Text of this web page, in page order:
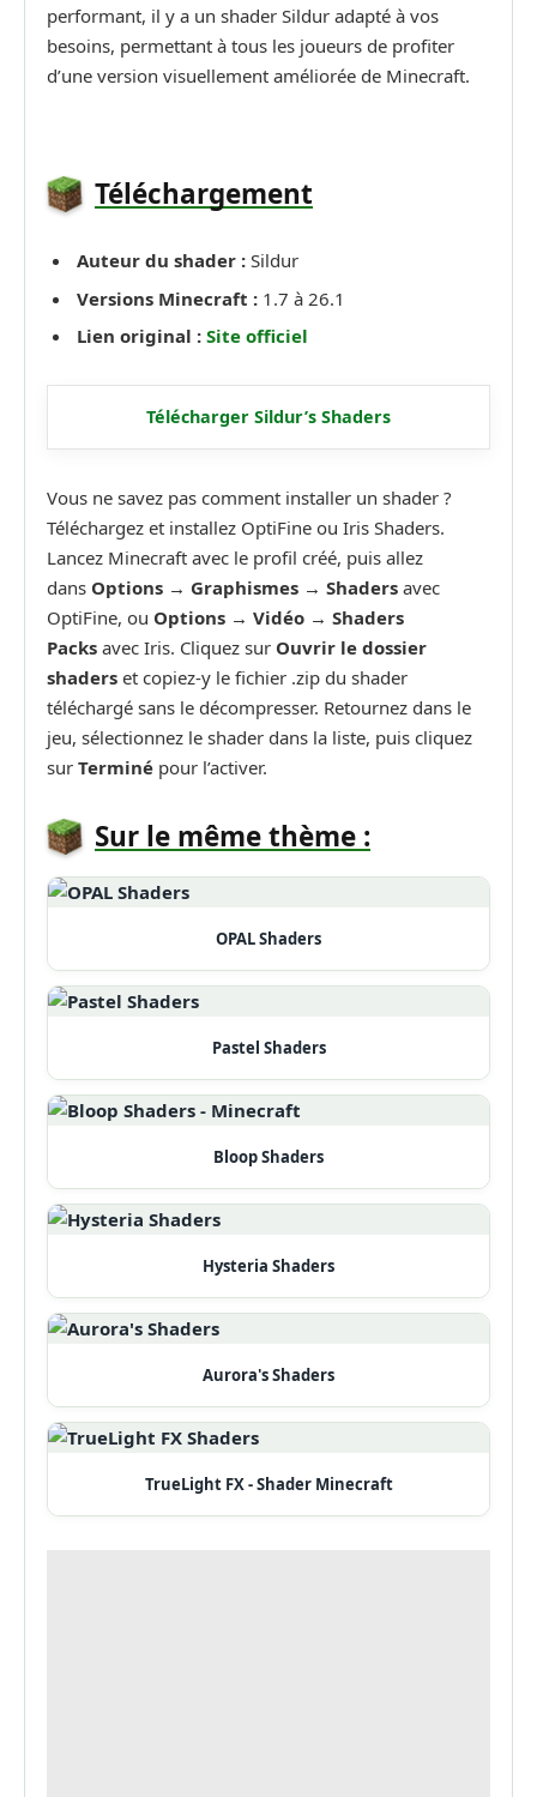
performant, il y a un shader Sildur adapté à vos
besoins, permettant à tous les joueurs de profiter
d’une version visuellement améliorée de Minecraft.
Téléchargement
Auteur du shader : Sildur
Versions Minecraft : 1.7 à 26.1
Lien original : Site officiel
Télécharger Sildur’s Shaders
Vous ne savez pas comment installer un shader ?
Téléchargez et installez OptiFine ou Iris Shaders.
Lancez Minecraft avec le profil créé, puis allez
dans Options → Graphismes → Shaders avec
OptiFine, ou Options → Vidéo → Shaders
Packs avec Iris. Cliquez sur Ouvrir le dossier
shaders et copiez-y le fichier .zip du shader
téléchargé sans le décompresser. Retournez dans le
jeu, sélectionnez le shader dans la liste, puis cliquez
sur Terminé pour l’activer.
Sur le même thème :
OPAL Shaders
Pastel Shaders
Bloop Shaders
Hysteria Shaders
Aurora's Shaders
TrueLight FX - Shader Minecraft